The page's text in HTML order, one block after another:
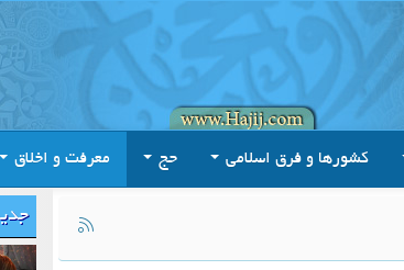
کشورها و فرق اسلامی حج معرفت و اخلاق